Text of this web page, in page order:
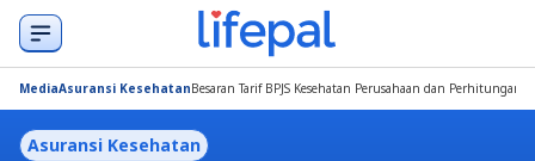
MediaAsuransi KesehatanBesaran Tarif BPJS Kesehatan Perusahaan dan
Asuransi Kesehatan